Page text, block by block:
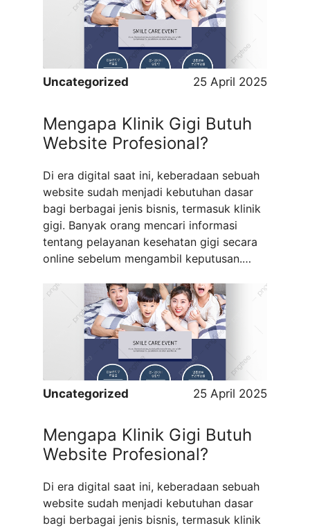
mengikuti proses seleksi kompetitif ini,
banyak calon mahasiswa yang telah
mengikuti tes seleksi ...Read more
Uncategorized 25 April 2025
Mengapa Klinik Gigi Butuh
Website Profesional?
Di era digital saat ini, keberadaan sebuah
website sudah menjadi kebutuhan dasar
bagi berbagai jenis bisnis, termasuk klinik
gigi. Banyak orang mencari informasi
tentang pelayanan kesehatan gigi secara
online sebelum mengambil keputusan.
profesional sangat penting bagi klinik gigi
untuk menarik pasien dan melakukan
promosi yang efektif. Salah satu alasan
utama ...Read more
Uncategorized 25 April 2025
Mengapa Klinik Gigi Butuh
Website Profesional?
Di era digital saat ini, keberadaan sebuah
website sudah menjadi kebutuhan dasar
bagi berbagai jenis bisnis, termasuk klinik